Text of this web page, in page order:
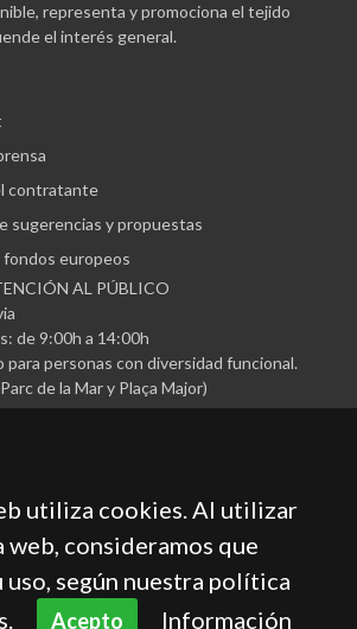
representa y promociona el tejido
el interés general.
contratante
sugerencias y propuestas
europeos
AL PÚBLICO
de 9:00h a 14:00h
para personas con diversidad funcional.
de la Mar y Plaça Major)
de Comercio, Industria, Servicios y
Navegación de Mallorca
utiliza cookies. Al utilizar
web, consideramos que
uso, según nuestra política
Acepto Información